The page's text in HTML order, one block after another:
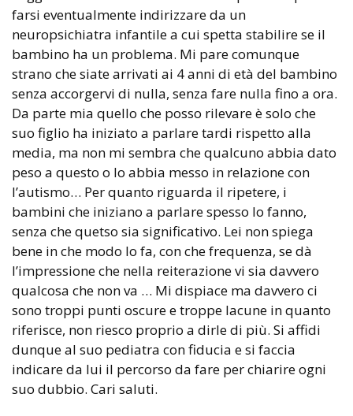
farsi eventualmente indirizzare da un
neuropsichiatra infantile a cui spetta stabilire se il
bambino ha un problema. Mi pare comunque
strano che siate arrivati ai 4 anni di età del bambino
senza accorgervi di nulla, senza fare nulla fino a ora.
Da parte mia quello che posso rilevare è solo che
suo figlio ha iniziato a parlare tardi rispetto alla
media, ma non mi sembra che qualcuno abbia dato
peso a questo o lo abbia messo in relazione con
l’autismo… Per quanto riguarda il ripetere, i
bambini che iniziano a parlare spesso lo fanno,
senza che quetso sia significativo. Lei non spiega
bene in che modo lo fa, con che frequenza, se dà
l’impressione che nella reiterazione vi sia davvero
qualcosa che non va … Mi dispiace ma davvero ci
sono troppi punti oscure e troppe lacune in quanto
riferisce, non riesco proprio a dirle di più. Si affidi
dunque al suo pediatra con fiducia e si faccia
indicare da lui il percorso da fare per chiarire ogni
suo dubbio. Cari saluti.